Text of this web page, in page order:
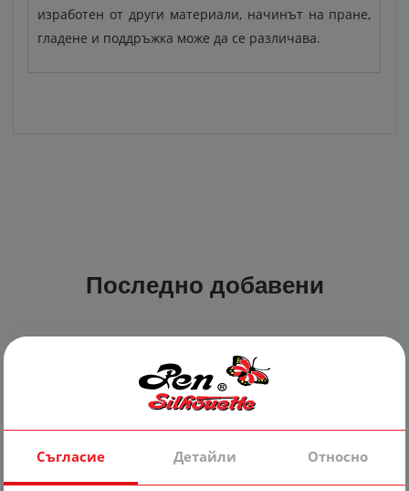
изработен от други материали, начинът на пране,
гладене и поддръжка може да се различава.
Последно добавени
Съгласие Детайли Относно